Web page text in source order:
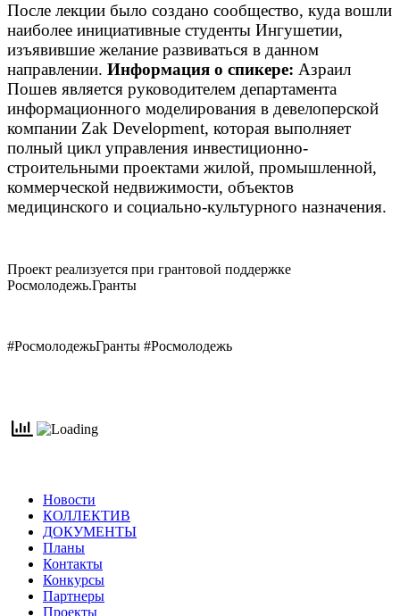
После лекции было создано сообщество, куда вошли
наиболее инициативные студенты Ингушетии,
изъявившие желание развиваться в данном
направлении. Информация о спикере: Азраил
Пошев является руководителем департамента
информационного моделирования в девелоперской
компании Zak Development, которая выполняет
полный цикл управления инвестиционно-
строительными проектами жилой, промышленной,
коммерческой недвижимости, объектов
медицинского и социально-культурного назначения.
Проект реализуется при грантовой поддержке
Росмолодежь.Гранты
#РосмолодежьГранты #Росмолодежь
Новости
КОЛЛЕКТИВ
ДОКУМЕНТЫ
Планы
Контакты
Конкурсы
Партнеры
Проекты